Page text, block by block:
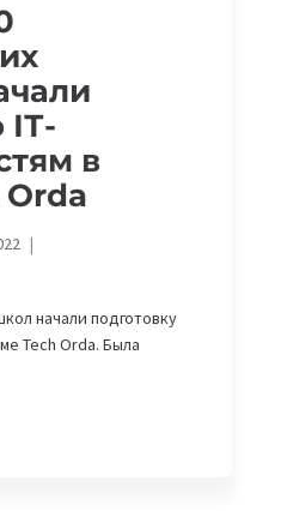
в
начали подготовку
Tech Orda. Была